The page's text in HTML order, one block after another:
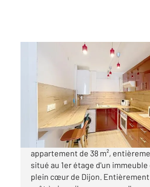
, 2 pièces
Ref : 48698
Appartement F2 à louer
700 €
par mois charges comprises
appartement de 38 m²,
situé au 1er étage d'un immeuble
plein cœur de Dijon.